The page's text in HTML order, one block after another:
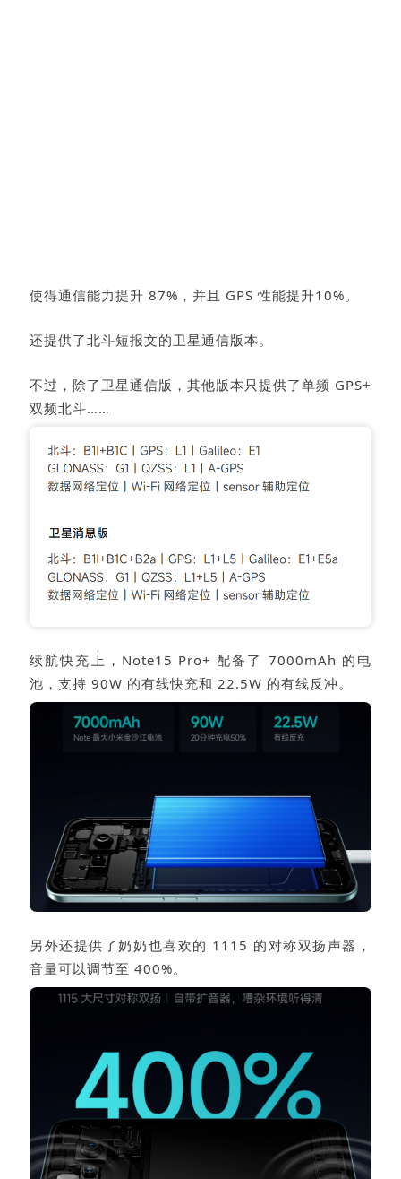
使得通信能力提升 87%，并且 GPS 性能提升10%。
还提供了北斗短报文的卫星通信版本。
不过，除了卫星通信版，其他版本只提供了单频 GPS+
双频北斗……
续航快充上，Note15 Pro+ 配备了 7000mAh 的电
池，支持 90W 的有线快充和 22.5W 的有线反冲。
另外还提供了奶奶也喜欢的 1115 的对称双扬声器，
音量可以调节至 400%。